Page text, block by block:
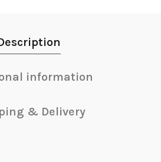
information
& Delivery